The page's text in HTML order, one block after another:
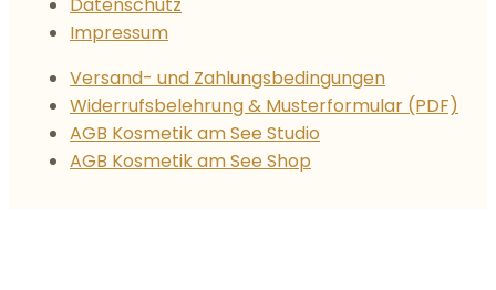
Datenschutz
Impressum
Versand- und Zahlungsbedingungen
Widerrufsbelehrung & Musterformular (PDF)
AGB Kosmetik am See Studio
AGB Kosmetik am See Shop